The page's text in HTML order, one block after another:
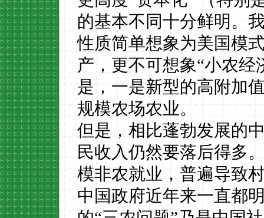
的基本不同十分鲜明。
性质简单想象为美国模
产，更不可想象“小农经
是，一是新型的高附加
规模农场农业。
但是，相比蓬勃发展的
民收入仍然要落后得多
模非农就业，普遍导致
中国政府近年来一直都